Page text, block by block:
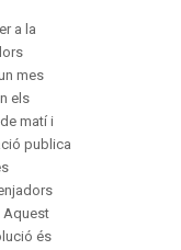
a la
mes
els
matí i
publica
Aquest
és